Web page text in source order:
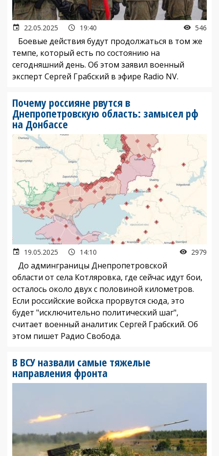
22.05.2025 19:40 546
Боевые действия будут продолжаться в том же
темпе, который есть по состоянию на
сегодняшний день. Об этом заявил военный
эксперт Сергей Грабский в эфире Radio NV.
Почему россияне рвутся в
Днепропетровскую область: замысел рф
на Донбассе
19.05.2025 14:10 2979
До админграницы Днепропетровской
области от села Котляровка, где сейчас идут бои,
осталось около двух с половиной километров.
Если российские войска прорвутся сюда, это
будет "исключительно политический шаг",
считает военный аналитик Сергей Грабский. Об
этом пишет Радио Свобода.
В ВСУ назвали самые тяжелые
направления фронта